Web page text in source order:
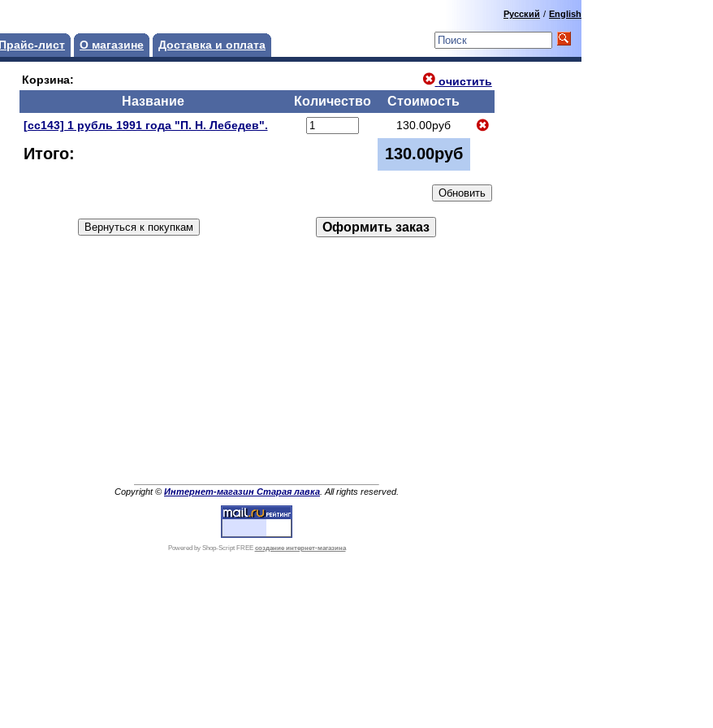
Прайс-лист О магазине Доставка и оплата
Русский / English
Корзина: очистить
Название Количество Стоимость
[сс143] 1 рубль 1991 года "П. Н. Лебедев". 130.00руб
Итого: 130.00руб
Copyright © Интернет-магазин Старая лавка . All rights reserved.
Powered by Shop-Script FREE создание интернет-магазина